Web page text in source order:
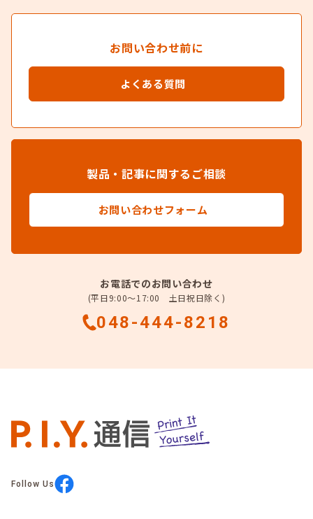
お問い合わせ前に
よくある質問
製品・記事に関するご相談
お問い合わせフォーム
お電話でのお問い合わせ
(平日9:00～17:00 土日祝日除く)
048-444-8218
Follow Us